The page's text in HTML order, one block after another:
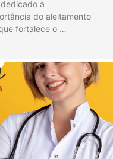
à
do aleitamento
fortalece o …